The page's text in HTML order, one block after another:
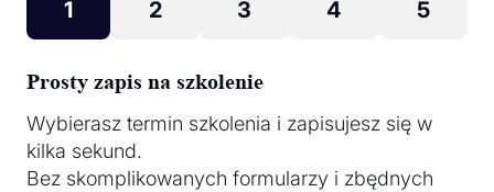
1 2 3 4 5
Prosty zapis na szkolenie
Wybierasz termin szkolenia i zapisujesz się w
kilka sekund.
Bez skomplikowanych formularzy i zbędnych